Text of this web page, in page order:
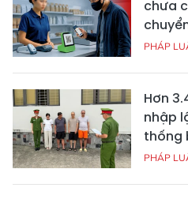
chưa
PHÁP
Hơn
nhập
thống
PHÁP